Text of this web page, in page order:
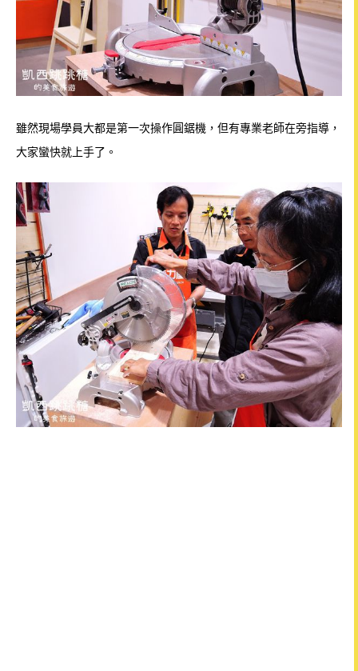
雖然現場學員大都是第一次操作圓鋸機，但有專業老師在旁指導，
大家蠻快就上手了。